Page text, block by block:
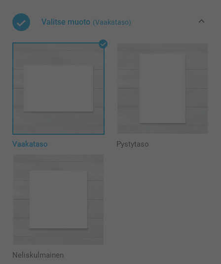
Valitse muoto (Vaakataso)
Vaakataso Pystytaso
Neliskulmainen